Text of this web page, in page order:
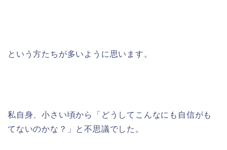
という方たちが多いように思います。
私自身、小さい頃から「どうしてこんなにも自信がも
てないのかな？」と不思議でした。